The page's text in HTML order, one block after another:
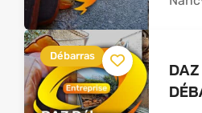
Débarras
DAZ